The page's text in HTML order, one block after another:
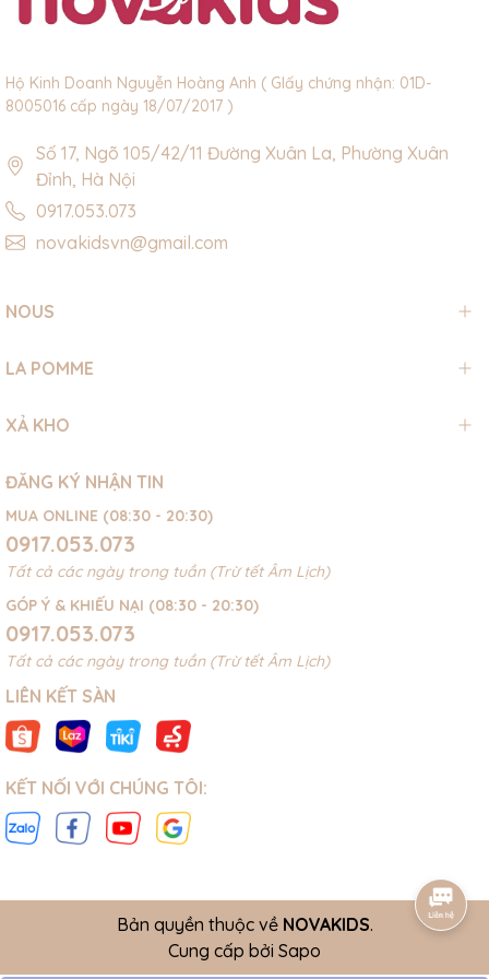
Hộ Kinh Doanh Nguyễn Hoàng Anh ( GIấy chứng nhận: 01D-
8005016 cấp ngày 18/07/2017 )
Số 17, Ngõ 105/42/11 Đường Xuân La, Phường Xuân
Đỉnh, Hà Nội
0917.053.073
novakidsvn@gmail.com
NOUS
LA POMME
XẢ KHO
ĐĂNG KÝ NHẬN TIN
MUA ONLINE (08:30 - 20:30)
0917.053.073
Tất cả các ngày trong tuần (Trừ tết Âm Lịch)
GÓP Ý & KHIẾU NẠI (08:30 - 20:30)
0917.053.073
Tất cả các ngày trong tuần (Trừ tết Âm Lịch)
LIÊN KẾT SÀN
KẾT NỐI VỚI CHÚNG TÔI:
Bản quyền thuộc về NOVAKIDS.
Cung cấp bởi Sapo